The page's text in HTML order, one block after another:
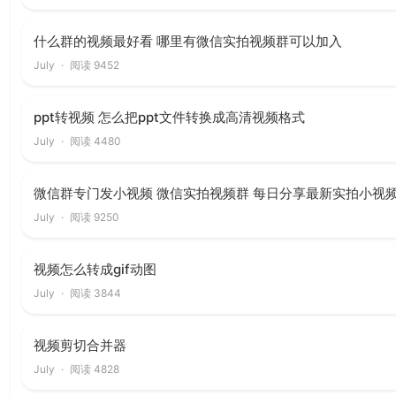
什么群的视频最好看 哪里有微信实拍视频群可以加入
July · 阅读 9452
ppt转视频 怎么把ppt文件转换成高清视频格式
July · 阅读 4480
微信群专门发小视频 微信实拍视频群 每日分享最新实拍小视
July · 阅读 9250
视频怎么转成gif动图
July · 阅读 3844
视频剪切合并器
July · 阅读 4828